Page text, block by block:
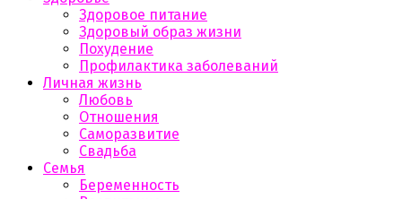
Здоровое питание
Здоровый образ жизни
Похудение
Профилактика заболеваний
Личная жизнь
Любовь
Отношения
Саморазвитие
Свадьба
Семья
Беременность